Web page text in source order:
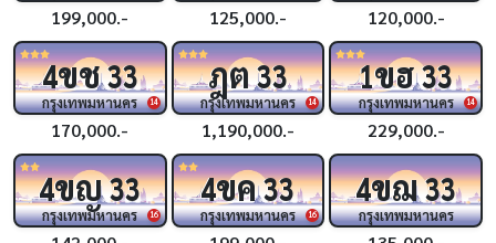
199,000.- 125,000.- 120,000.-
14
4ขช33
กรุงเทพมหานคร
170,000.-
14
ฎต33
กรุงเทพมหานคร
1,190,000.-
14
1ขฮ33
กรุงเทพมหานคร
229,000.-
16
4ขญ33
กรุงเทพมหานคร 16
4ขค33
กรุงเทพมหานคร
4ขฌ33
กรุงเทพมหานคร